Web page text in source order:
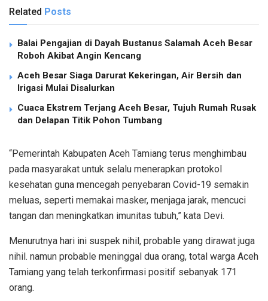
Related Posts
Balai Pengajian di Dayah Bustanus Salamah Aceh Besar
Roboh Akibat Angin Kencang
Aceh Besar Siaga Darurat Kekeringan, Air Bersih dan
Irigasi Mulai Disalurkan
Cuaca Ekstrem Terjang Aceh Besar, Tujuh Rumah Rusak
dan Delapan Titik Pohon Tumbang
“Pemerintah Kabupaten Aceh Tamiang terus menghimbau
pada masyarakat untuk selalu menerapkan protokol
kesehatan guna mencegah penyebaran Covid-19 semakin
meluas, seperti memakai masker, menjaga jarak, mencuci
tangan dan meningkatkan imunitas tubuh,” kata Devi.
Menurutnya hari ini suspek nihil, probable yang dirawat juga
nihil. namun probable meninggal dua orang, total warga Aceh
Tamiang yang telah terkonfirmasi positif sebanyak 171
orang.